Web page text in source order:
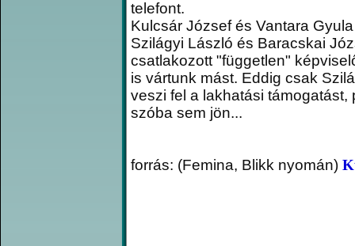
telefont.
Kulcsár József és Vantara
Szilágyi László és Baracskai
csatlakozott "független"
is vártunk mást. Eddig csak
veszi fel a lakhatási
szóba sem jön...
forrás: (Femina, Blikk nyomán)